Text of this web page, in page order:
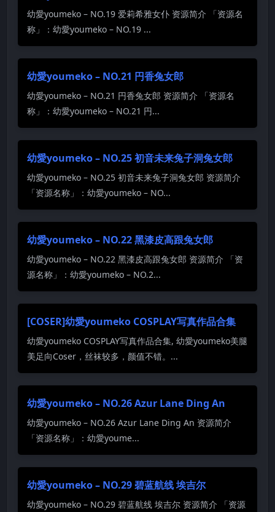
幼愛youmeko – NO.19 爱莉希雅女仆 资源简介 「资源名
称」：幼愛youmeko – NO.19 ...
幼愛youmeko – NO.21 円香兔女郎
幼愛youmeko – NO.21 円香兔女郎 资源简介 「资源名
称」：幼愛youmeko – NO.21 円...
幼愛youmeko – NO.25 初音未来兔子洞兔女郎
幼愛youmeko – NO.25 初音未来兔子洞兔女郎 资源简介
「资源名称」：幼愛youmeko – NO...
幼愛youmeko – NO.22 黑漆皮高跟兔女郎
幼愛youmeko – NO.22 黑漆皮高跟兔女郎 资源简介 「资
源名称」：幼愛youmeko – NO.2...
[COSER]幼愛youmeko COSPLAY写真作品合集
幼愛youmeko COSPLAY写真作品合集, 幼愛youmeko美腿
美足向Coser，丝袜较多，颜值不错。...
幼愛youmeko – NO.26 Azur Lane Ding An
幼愛youmeko – NO.26 Azur Lane Ding An 资源简介
「资源名称」：幼愛youme...
幼愛youmeko – NO.29 碧蓝航线 埃吉尔
幼愛youmeko – NO.29 碧蓝航线 埃吉尔 资源简介 「资源